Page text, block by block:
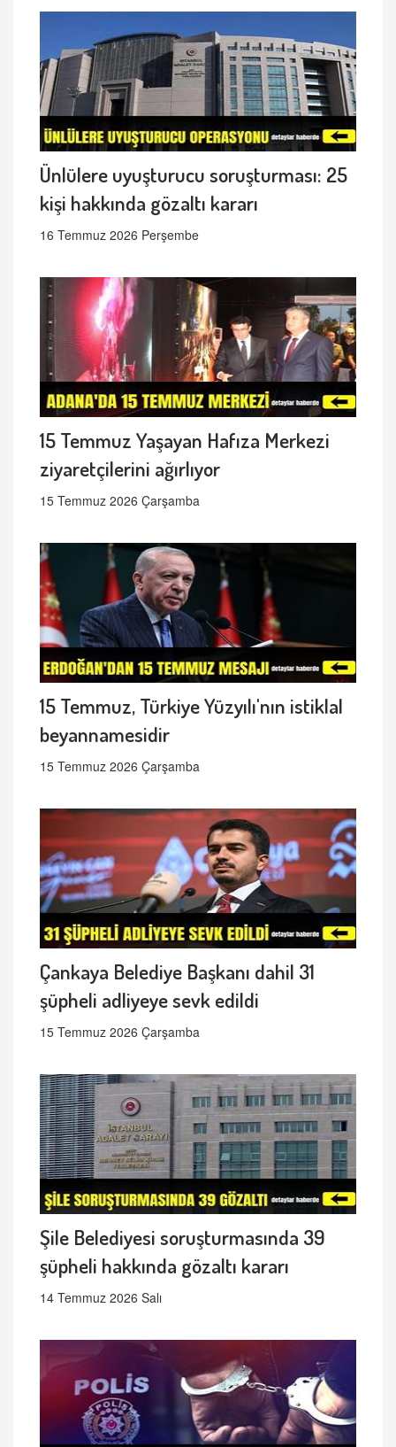
Ünlülere uyuşturucu soruşturması: 25
kişi hakkında gözaltı kararı
16 Temmuz 2026 Perşembe
15 Temmuz Yaşayan Hafıza Merkezi
ziyaretçilerini ağırlıyor
15 Temmuz 2026 Çarşamba
15 Temmuz, Türkiye Yüzyılı'nın istiklal
beyannamesidir
15 Temmuz 2026 Çarşamba
Çankaya Belediye Başkanı dahil 31
şüpheli adliyeye sevk edildi
15 Temmuz 2026 Çarşamba
Şile Belediyesi soruşturmasında 39
şüpheli hakkında gözaltı kararı
14 Temmuz 2026 Salı